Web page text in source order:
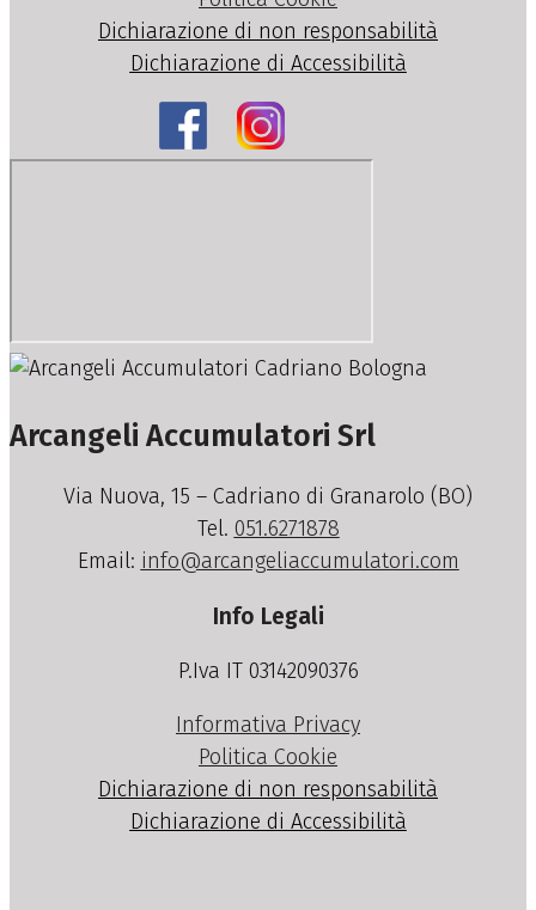
Dichiarazione di non responsabilità
Dichiarazione di Accessibilità
Arcangeli Accumulatori Srl
Via Nuova, 15 – Cadriano di Granarolo (BO)
Tel. 051.6271878
Email: info@arcangeliaccumulatori.com
Info Legali
P.Iva IT 03142090376
Informativa Privacy
Politica Cookie
Dichiarazione di non responsabilità
Dichiarazione di Accessibilità